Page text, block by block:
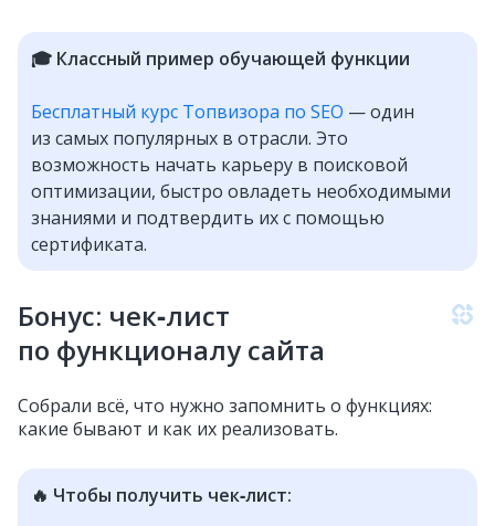
🎓 Классный пример обучающей функции
Бесплатный курс Топвизора по SEO — один
из самых популярных в отрасли. Это
возможность начать карьеру в поисковой
оптимизации, быстро овладеть необходимыми
знаниями и подтвердить их с помощью
сертификата.
Бонус: чек‑лист
по функционалу сайта
Собрали всё, что нужно запомнить о функциях:
какие бывают и как их реализовать.
🔥 Чтобы получить чек‑лист: